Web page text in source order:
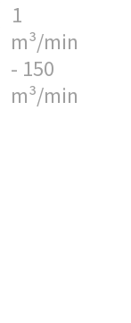
più ecologica
produzione
1
m³/min
- 150
m³/min